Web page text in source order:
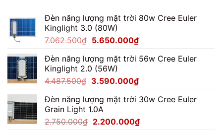
Đèn năng lượng mặt trời 80w Cree Euler
Kinglight 3.0 (80W)
7.062.500₫ Giá
là:
7.062.500₫.
5.650.000₫Giá
tại
5.650.000₫.
Đèn năng lượng mặt trời 56w Cree Euler
Kinglight 2.0 (56W)
4.487.500₫ Giá
là:
4.487.500₫.
3.590.000₫Giá
tại
3.590.000₫.
Đèn năng lượng mặt trời 30w Cree Euler
Grain Light 1.0A
2.750.000₫ Giá
2.200.000₫Giá